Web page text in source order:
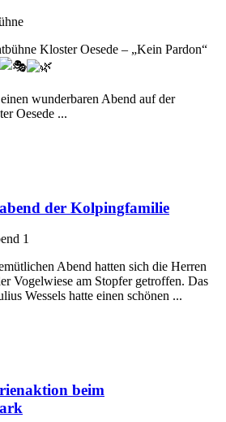
Kloster Oesede – „Kein Pardon“
wunderbaren Abend auf der
Oesede ...
der Kolpingfamilie
Abend hatten sich die Herren
Vogelwiese am Stopfer getroffen. Das
Wessels hatte einen schönen ...
beim